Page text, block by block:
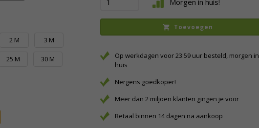
2 M 3 M
25 M 30 M
Morgen in huis!
Toevoegen
Op werkdagen voor 23:59 uur besteld, morgen in
huis
Nergens goedkoper!
Meer dan 2 miljoen klanten gingen je voor
Betaal binnen 14 dagen na aankoop